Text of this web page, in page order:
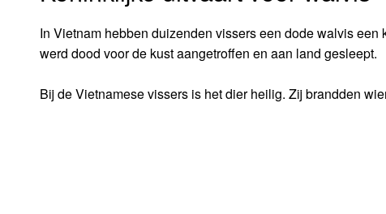
In Vietnam hebben duizenden vissers een dode walvis
werd dood voor de kust aangetroffen en aan land gesleept.
Bij de Vietnamese vissers is het dier heilig. Zij brandden